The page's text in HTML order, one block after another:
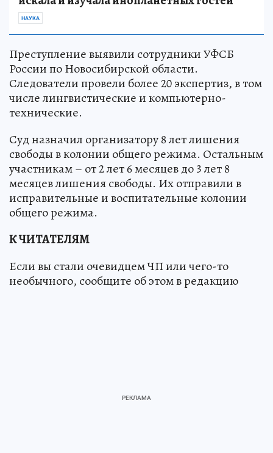
НАУКА
Преступление выявили сотрудники УФСБ
России по Новосибирской области.
Следователи провели более 20 экспертиз, в том
числе лингвистические и компьютерно-
технические.
Суд назначил организатору 8 лет лишения
свободы в колонии общего режима. Остальным
участникам – от 2 лет 6 месяцев до 3 лет 8
месяцев лишения свободы. Их отправили в
исправительные и воспитательные колонии
общего режима.
К ЧИТАТЕЛЯМ
Если вы стали очевидцем ЧП или чего-то
необычного, сообщите об этом в редакцию